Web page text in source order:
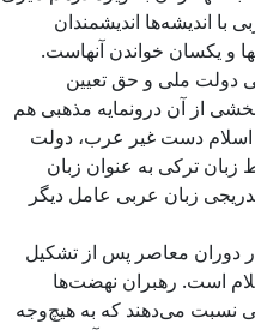
اندیشه‌ها اندیشمندان
و یکسان خواندن آنهاست.
دولت ملی و حق تعیین
از آن درونمایه مذهبی هم
دست غیر عرب، دولت
ترکی به عنوان زبان
زبان عربی عامل دیگر
دوران معاصر پس از تشکیل
است. رهبران نهضت‌ها
نسبت می‌دهند که به هیچ‌وجه